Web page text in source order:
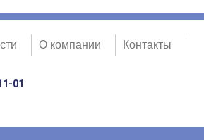
О компании Контакты
01